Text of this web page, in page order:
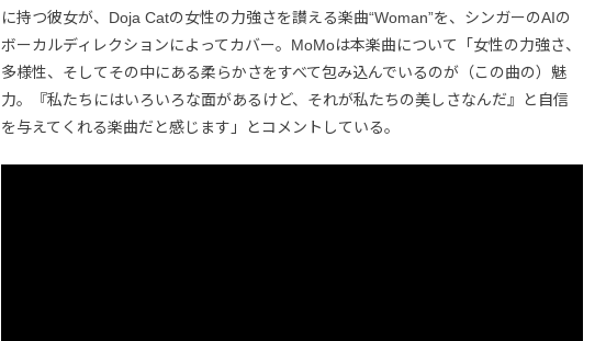
に持つ彼女が、Doja Catの女性の力強さを讃える楽曲“Woman”を、シンガーのAIの
ボーカルディレクションによってカバー。MoMoは本楽曲について「女性の力強さ、
多様性、そしてその中にある柔らかさをすべて包み込んでいるのが（この曲の）魅
力。『私たちにはいろいろな面があるけど、それが私たちの美しさなんだ』と自信
を与えてくれる楽曲だと感じます」とコメントしている。